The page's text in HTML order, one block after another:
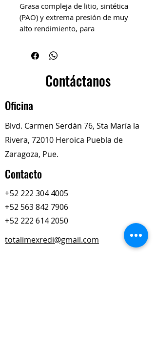
Grasa compleja de litio, sintética
(PAO) y extrema presión de muy
alto rendimiento, para
moderada a alta, en un amplio
rango de temperaturas y cargas
pesadas.
de motores eléctricos.
Contáctanos
Oficina
Blvd. Carmen Serdán 76, Sta María la
Rivera, 72010 Heroica Puebla de
Zaragoza, Pue.
Contacto
+52 222 304 4005
+52 563 842 7906
+52 222 614 2050
totalimexredi@gmail.com